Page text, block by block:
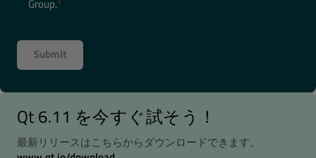
Group.*
Qt 6.11 を今すぐ試そう！
最新リリースはこちらからダウンロードできます。